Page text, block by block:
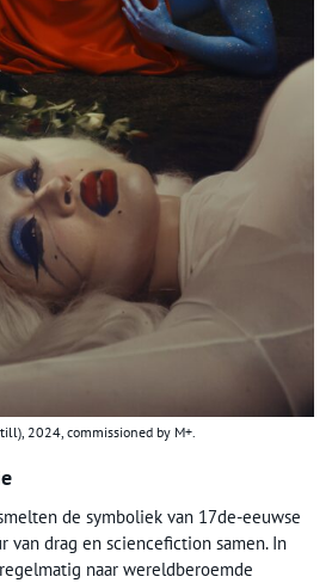
2024, commissioned by M+.
de symboliek van 17de-eeuwse
van drag en sciencefiction samen. In
naar wereldberoemde